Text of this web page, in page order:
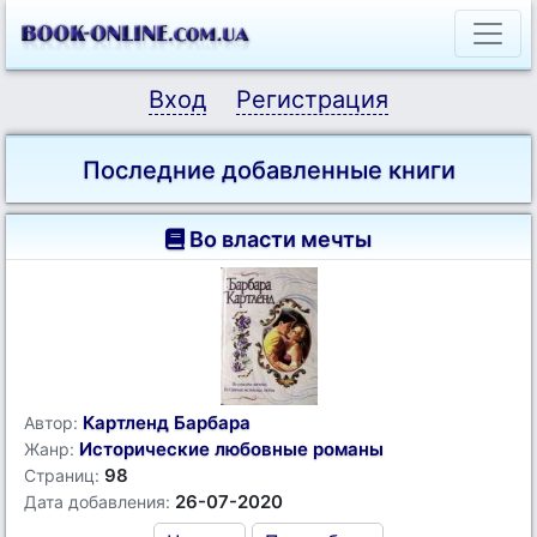
Вход Регистрация
Последние добавленные книги
Во власти мечты
Автор: Картленд Барбара
Жанр: Исторические любовные романы
Страниц: 98
Дата добавления: 26-07-2020